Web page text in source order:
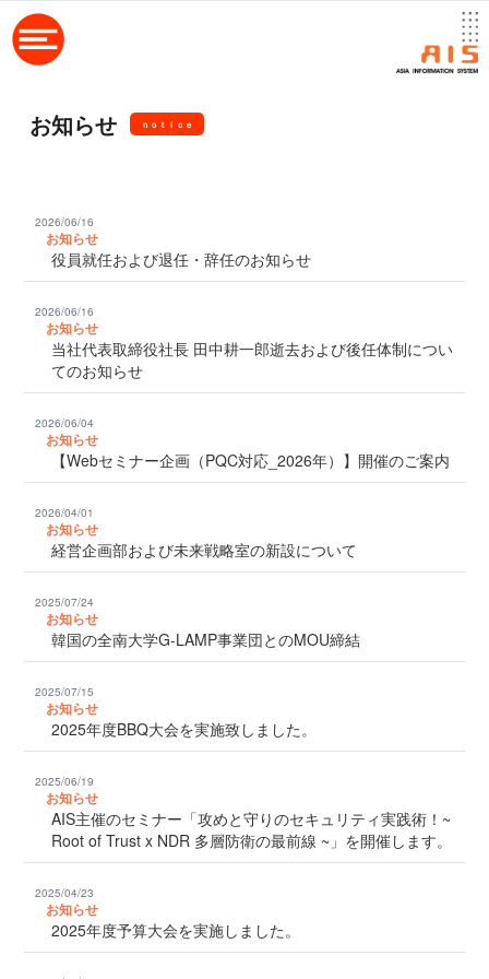
お知らせ ｎｏｔｉｃｅ
2026/06/16
お知らせ
役員就任および退任・辞任のお知らせ
2026/06/16
お知らせ
当社代表取締役社長 田中耕一郎逝去および後任体制につい
てのお知らせ
2026/06/04
お知らせ
【Webセミナー企画（PQC対応_2026年）】開催のご案内
2026/04/01
お知らせ
経営企画部および未来戦略室の新設について
2025/07/24
お知らせ
韓国の全南大学G-LAMP事業団とのMOU締結
2025/07/15
お知らせ
2025年度BBQ大会を実施致しました。
2025/06/19
お知らせ
AIS主催のセミナー「攻めと守りのセキュリティ実践術！~
Root of Trust x NDR 多層防衛の最前線 ~」を開催します。
2025/04/23
お知らせ
2025年度予算大会を実施しました。